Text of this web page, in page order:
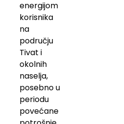
energijom
korisnika
na
području
Tivat i
okolnih
naselja,
posebno u
periodu
povećane